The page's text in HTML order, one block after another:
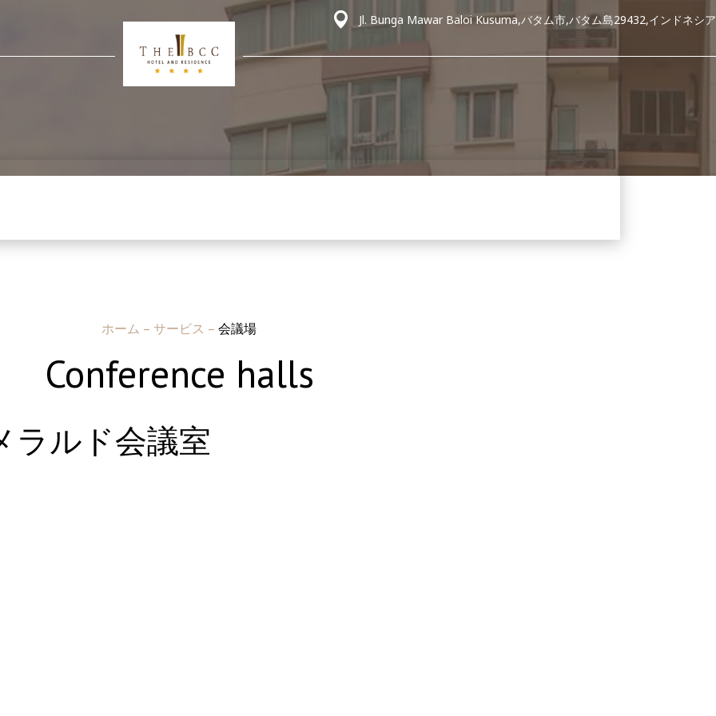
Jl. Bunga Mawar Baloi Kusuma,バタム市,バタム島29432,インドネシア
ホーム – サービス – 会議場
Conference halls
ラルド会議室